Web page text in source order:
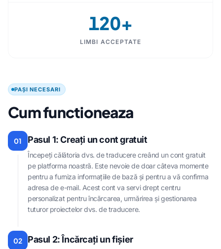
120+
LIMBI ACCEPTATE
PAȘI NECESARI
Cum functioneaza
01 Pasul 1: Creați un cont gratuit
Începeți călătoria dvs. de traducere creând un cont gratuit
pe platforma noastră. Este nevoie de doar câteva momente
pentru a furniza informațiile de bază și pentru a vă confirma
adresa de e-mail. Acest cont va servi drept centru
personalizat pentru încărcarea, urmărirea și gestionarea
tuturor proiectelor dvs. de traducere.
02 Pasul 2: Încărcați un fișier